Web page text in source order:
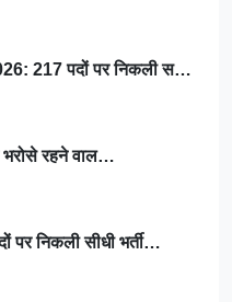
217 पदों पर निकली स…
भरोसे रहने वाल…
निकली सीधी भर्ती…